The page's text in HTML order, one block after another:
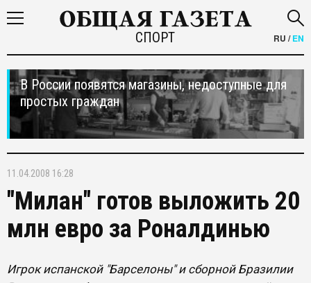
СПОРТ RU /EN
В России появятся магазины, недоступные для
простых граждан
11.04.2008 16:28
"Милан" готов выложить 20
млн евро за Роналдинью
Игрок испанской "Барселоны" и сборной Бразилии